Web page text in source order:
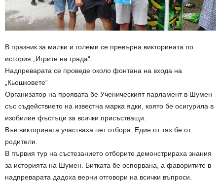
В празник за малки и големи се превърна викторината по
история „Игрите на града“.
Надпреварата се проведе около фонтана на входа на
„Кьошковете“
Организатор на проявата бе Ученическият парламент в Шумен
със съдействието на известна марка ядки, която бе осигурила в
изобилие фъстъци за всички присъстващи.
Във викторината участваха пет отбора. Един от тях бе от
родители.
В първия тур на състезанието отборите демонстрираха знания
за историята на Шумен. Битката бе оспорвана, а фаворитите в
надпреварата дадоха верни отговори на всички въпроси.